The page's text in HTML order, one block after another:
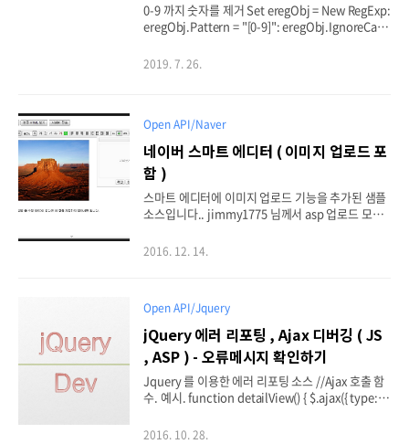
0-9 까지 숫자를 제거 Set eregObj = New RegExp:
eregObj.Pattern = "[0-9]": eregObj.IgnoreCase
eplace(str, ""): ..
2019. 7. 26.
Open API/Naver
네이버 스마트 에디터 ( 이미지 업로드 포
함 )
스마트 에디터에 이미지 업로드 기능을 추가된 샘플
소스입니다.. jimmy1775 님께서 asp 업로드 모듈
주셨습니다.. 감사드립니다. Test UIrl : http://ww
가하였습니다..( png 등...) 적용 방법 : 1. 압축 해제
후 SEditorDemo.html 파일을 제외한 나머지 파일
은 에디터가 삽입될 페이지와 같은 경로에 업로드하
거나 또는 임의의 위치에 압축 해제 후 include된 경
로를 수정하여 업로드 합니다. ( 아래 설명은 같..
2016. 12. 14.
Open API/Jquery
jQuery 에러 리포팅 , Ajax 디버깅 ( JS
, ASP ) - 오류메시지 확인하기
Jquery 를 이용한 에러 리포팅 소스 //Ajax 호출 함
수. 예시. function detailView() { $.ajax({ type:
{ mode : "DETAIL"}, success: function(xmlRS){
2016. 10. 28.